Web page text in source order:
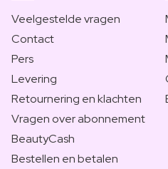
Veelgestelde vragen
Contact
Pers
Levering
Retournering en klachten
Vragen over abonnement
BeautyCash
Bestellen en betalen